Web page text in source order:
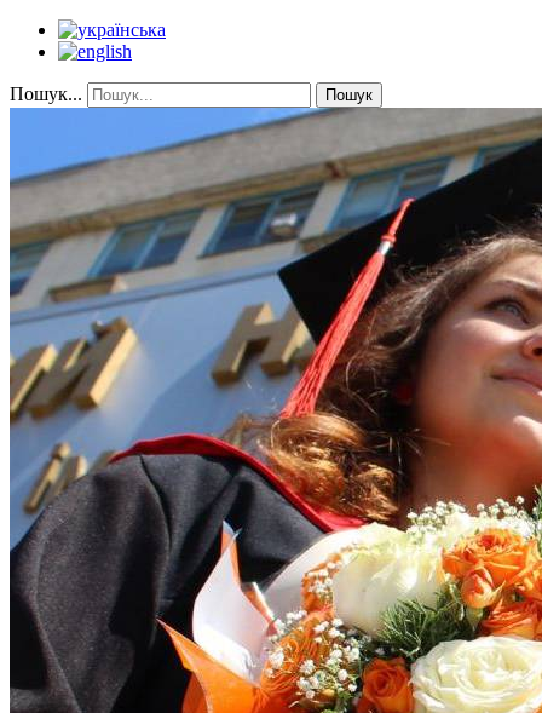
Пошук... Пошук